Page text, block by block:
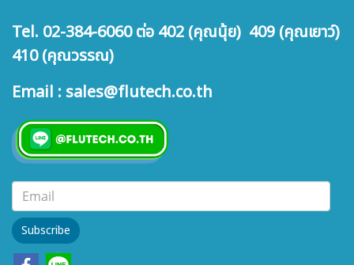
Tel. 02-384-6060 ต่อ 402 (คุณนุ้ย) 409 (คุณเยาว์)
410 (คุณวรรณ)
Email : sales@flutech.co.th
Subscribe